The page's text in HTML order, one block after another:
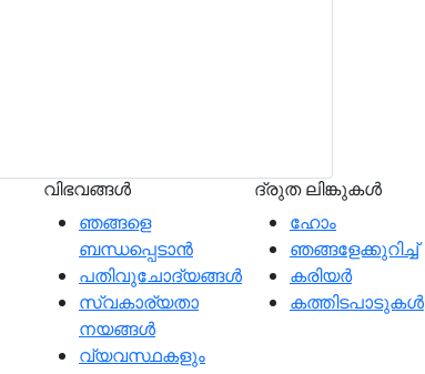
വിഭവങ്ങൾ
ഞങ്ങളെ
ബന്ധപ്പെടാന്‍
പതിവുചോദ്യങ്ങൾ
സ്വകാര്യതാ
നയങ്ങള്‍
വ്യവസ്ഥകളും
ദ്രുത ലിങ്കുകൾ
ഹോം
ഞങ്ങളേക്കുറിച്ച്
കരിയർ
കത്തിടപാടുകൾ